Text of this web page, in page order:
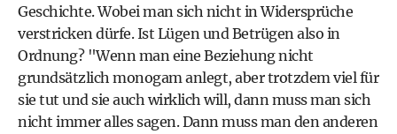
Geschichte. Wobei man sich nicht in Widersprüche
verstricken dürfe. Ist Lügen und Betrügen also in
Ordnung? "Wenn man eine Beziehung nicht
grundsätzlich monogam anlegt, aber trotzdem viel für
sie tut und sie auch wirklich will, dann muss man sich
nicht immer alles sagen. Dann muss man den anderen